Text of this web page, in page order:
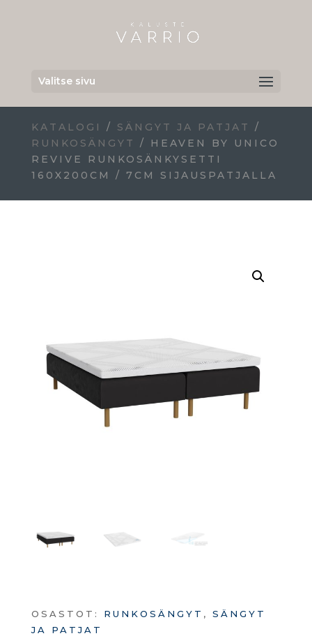
Valitse sivu
KATALOGI / SÄNGYT JA PATJAT
/
RUNKOSÄNGYT
/ HEAVEN BY UNICO
REVIVE RUNKOSÄNKYSETTI
160X200CM / 7CM SIJAUSPATJALLA
OSASTOT: RUNKOSÄNGYT , SÄNGYT
JA PATJAT